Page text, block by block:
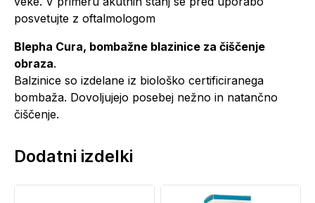
posvetujte z oftalmologom
Blepha Cura, bombažne blazinice za čiščenje
obraza.
Balzinice so izdelane iz biološko certificiranega
bombaža. Dovoljujejo posebej nežno in natančno
čiščenje.
Dodatni izdelki